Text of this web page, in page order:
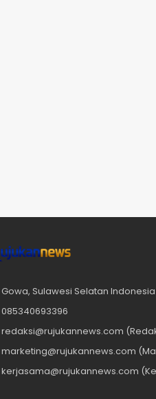
Gowa, Sulawesi Selatan Indonesia
085340693396
redaksi@rujukannews.com
marketing@rujukannews.com
kerjasama@rujukannews.com